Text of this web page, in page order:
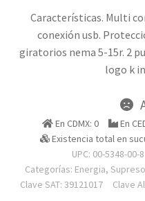
Características. Multi
conexión usb.
giratorios nema 5-15r. 2
logo k
En CDMX: 0 En
Existencia total en
UPC: 00-5348-00-8
Categorías: Energia,
Clave SAT: 39121017
Clave